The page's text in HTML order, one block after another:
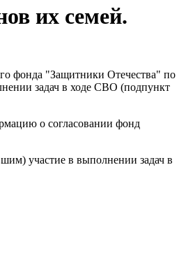
их семей.
фонда "Защитники Отечества" по
задач в ходе СВО (подпункт
о согласовании фонд
участие в выполнении задач в